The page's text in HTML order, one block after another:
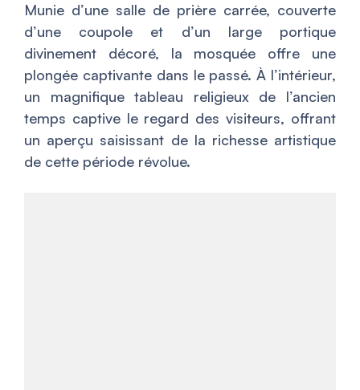
Munie d’une salle de prière carrée, couverte
d’une coupole et d’un large portique
divinement décoré, la mosquée offre une
plongée captivante dans le passé. À l’intérieur,
un magnifique tableau religieux de l’ancien
temps captive le regard des visiteurs, offrant
un aperçu saisissant de la richesse artistique
de cette période révolue.